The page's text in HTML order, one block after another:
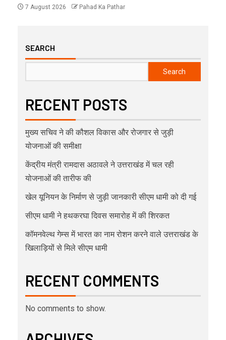
7 August 2026 Pahad Ka Pathar
SEARCH
Search
RECENT POSTS
मुख्य सचिव ने की कौशल विकास और रोजगार से जुड़ी
योजनाओं की समीक्षा
केंद्रीय मंत्री रामदास अठावले ने उत्तराखंड में चल रही
योजनाओं की तारीफ की
खेल यूनियन के निर्माण से जुड़ी जानकारी सीएम धामी को दी गई
सीएम धामी ने हथकरघा दिवस समारोह में की शिरकत
कॉमनवेल्थ गेम्स में भारत का नाम रोशन करने वाले उत्तराखंड के
खिलाड़ियों से मिले सीएम धामी
RECENT COMMENTS
No comments to show.